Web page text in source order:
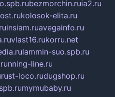
bezmorchin.ruia2.ru
kolosok-elita.ru
insiam.ruavegainfo.ru
vlast16.rukorru.net
lammin-suo.spb.ru
running-line.ru
rust-loco.rudugshop.ru
mymubaby.ru